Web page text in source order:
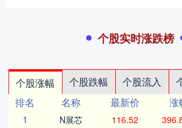
个股实时涨跌榜
个股涨幅 个股跌幅 个股流入
排名
名称 最新价 涨
1
N展芯 116.52